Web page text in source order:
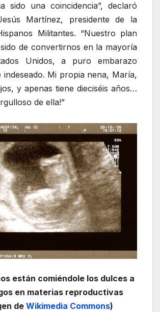
sido una coincidencia”, declaró
Martínez, presidente de la
Militantes. “Nuestro plan
de convertirnos en la mayoría
Unidos, a puro embarazo
indeseado. Mi propia nena, María,
y apenas tiene dieciséis años…
de ella!”
están comiéndole los dulces a
en materias reproductivas
de Wikimedia Commons)